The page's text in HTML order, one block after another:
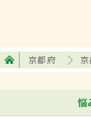
京都府
悩